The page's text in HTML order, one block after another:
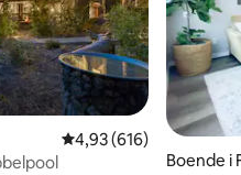
4,93 av 5 i
4,93 (616)
Boende i